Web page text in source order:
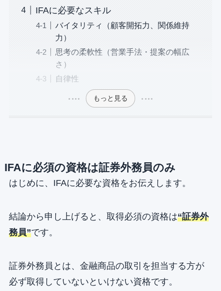
IFAに必要なスキル
バイタリティ（顧客開拓力、関係維持
力）
思考の柔軟性（営業手法・提案の幅広
さ）
自律性
もっと見る
IFAに必須の資格は証券外務員のみ
はじめに、IFAに必要な資格をお伝えします。
結論から申し上げると、取得必須の資格は“証券外
務員”です。
証券外務員とは、金融商品の取引を担当する方が
必ず取得していないといけない資格です。